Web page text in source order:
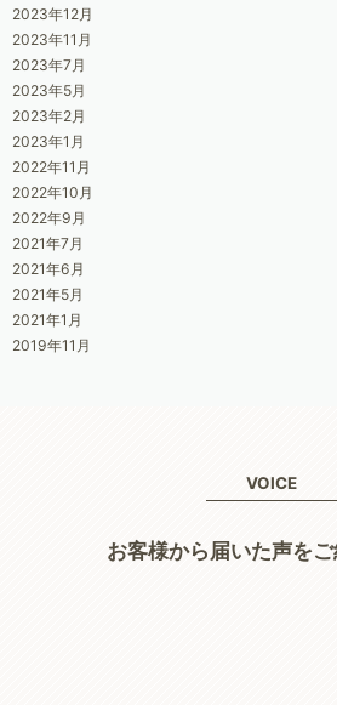
2023年12月
2023年11月
2023年7月
2023年5月
2023年2月
2023年1月
2022年11月
2022年10月
2022年9月
2021年7月
2021年6月
2021年5月
2021年1月
2019年11月
VOICE
お客様から届いた声を